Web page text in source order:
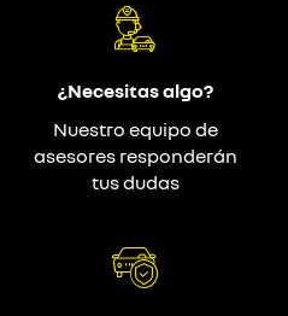
¿Necesitas algo?
Nuestro equipo de
asesores responderán
tus dudas